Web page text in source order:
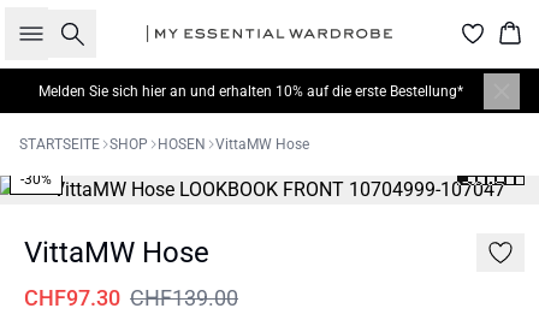
Suche
Melden Sie sich hier an und erhalten 10% auf die erste Bestellung*
STARTSEITE SHOP HOSEN VittaMW Hose
-30%
VittaMW Hose
CHF97.30 CHF139.00